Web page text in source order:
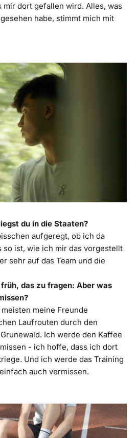
dort gefallen wird. Alles, was
habe, stimmt mich mit
du in die Staaten?
aufgeregt, ob ich da
so ist, wie ich mir das vorgestellt
sehr auf das Team und die
das zu fragen: Aber was
meine Freunde
Laufrouten durch den
Ich werde den Kaffee
- ich hoffe, dass ich dort
Und ich werde das Training
auch vermissen.